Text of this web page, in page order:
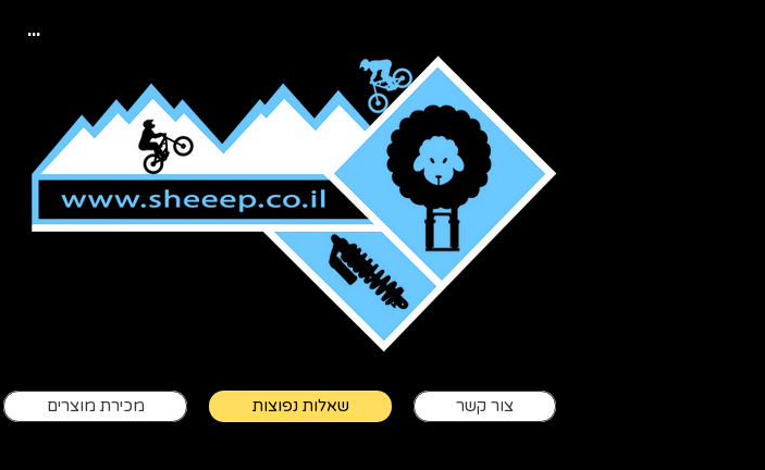
...
מכירת מוצרים שאלות נפוצות צור קשר